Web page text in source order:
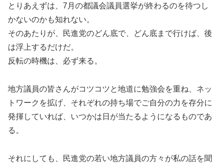
とりあえずは、7月の都議会議員選挙が終わるのを待つし
かないのかも知れない。
そのあたりが、民進党のどん底で、どん底まで行けば、後
は浮上するだけだ。
反転の時機は、必ず来る。
地方議員の皆さんがコツコツと地道に勉強会を重ね、ネッ
トワークを拡げ、それぞれの持ち場でご自分の力を存分に
発揮していれば、いつかは日が当たるようになるものであ
る。
それにしても、民進党の若い地方議員の方々が私の話を聞